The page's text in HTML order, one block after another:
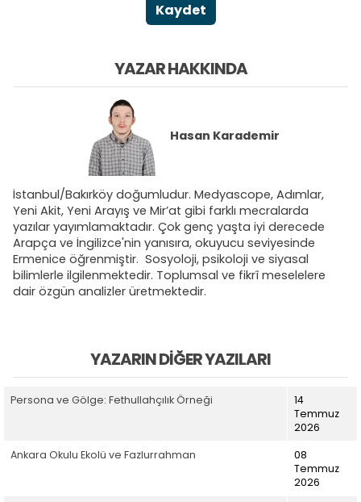
Kaydet
YAZAR HAKKINDA
Hasan Karademir
İstanbul/Bakırköy doğumludur. Medyascope, Adımlar,
Yeni Akit, Yeni Arayış ve Mir’at gibi farklı mecralarda
yazılar yayımlamaktadır. Çok genç yaşta iyi derecede
Arapça ve İngilizce'nin yanısıra, okuyucu seviyesinde
Ermenice öğrenmiştir. Sosyoloji, psikoloji ve siyasal
bilimlerle ilgilenmektedir. Toplumsal ve fikrî meselelere
dair özgün analizler üretmektedir.
YAZARIN DIĞER YAZILARI
Persona ve Gölge: Fethullahçılık Örneği
14
Temmuz
2026
Ankara Okulu Ekolü ve Fazlurrahman
08
Temmuz
2026